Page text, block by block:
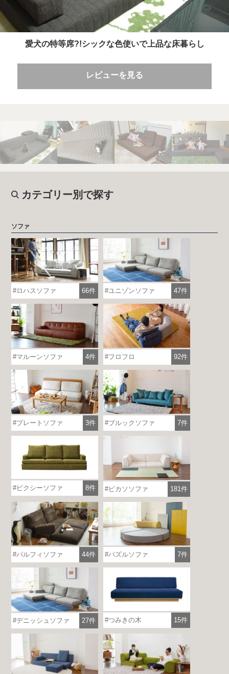
愛犬の特等席?!シックな色使いで上品な床暮らし
レビューを見る
カテゴリー別で探す
ソファ
ロハスソファ 66件 ユニゾンソファ 47件
マルーンソファ 4件 フロフロ 92件
プレートソファ 3件 ブルックソファ 7件
ピクシーソファ 8件 ピカソソファ 181件
パルフィソファ 44件 パズルソファ 7件
デニッシュソファ 27件 つみきの木 15件